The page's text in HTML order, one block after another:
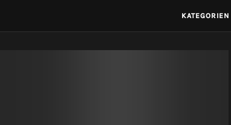
KATEGORIEN